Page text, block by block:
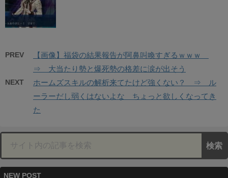
PREV
【画像】福袋の結果報告が阿鼻叫喚すぎるｗｗｗ
⇒ 大当たり勢と爆死勢の格差に涙が出そう
NEXT
ホームズスキルの解析来てたけど強くない？ ⇒ ル
ーラーだし弱くはないよな ちょっと欲しくなってき
た
NEW POST